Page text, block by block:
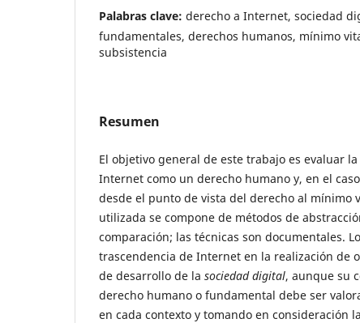
Palabras clave: derecho a Internet, sociedad
fundamentales, derechos humanos, mínimo
subsistencia
Resumen
El objetivo general de este trabajo es evaluar
Internet como un derecho humano y, en el
desde el punto de vista del derecho al mínimo
utilizada se compone de métodos de
comparación; las técnicas son documentales.
trascendencia de Internet en la realización de
de desarrollo de la sociedad digital, aunque su
derecho humano o fundamental debe ser
en cada contexto y tomando en consideración